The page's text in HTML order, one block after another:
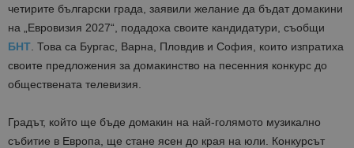
четирите български града, заявили желание да бъдат домакини
на „Евровизия 2027“, подадоха своите кандидатури, съобщи
БНТ . Това са Бургас, Варна, Пловдив и София, които изпратиха
своите предложения за домакинство на песенния конкурс до
обществената телевизия.
Градът, който ще бъде домакин на най-голямото музикално
събитие в Европа, ще стане ясен до края на юли. Конкурсът